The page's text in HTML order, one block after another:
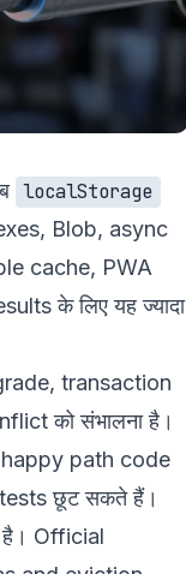
localStorage
Blob, async
cache, PWA
के लिए यह ज्यादा
transaction
को संभालना है।
happy path code
छूट सकते हैं।
है। Official